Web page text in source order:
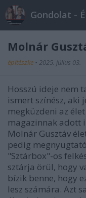
Gondolat -
Molnár
építészke • 2025. július 03.
Hosszú ideje nem
ismert színész, aki
megküzdeni az
magazinnak adott
Molnár Gusztáv
pedig
"Sztárbox"-os
sztárja örül, hogy
bízik benne, hogy
lesz számára. Azt